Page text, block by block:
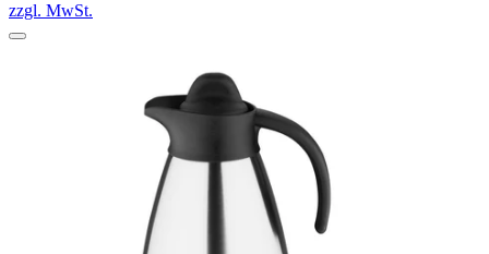
zzgl. MwSt.